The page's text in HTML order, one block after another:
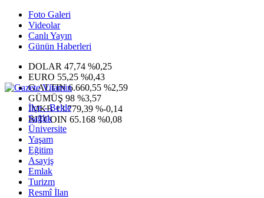
Foto Galeri
Videolar
Canlı Yayın
Günün Haberleri
DOLAR 47,74 %0,25
EURO 55,25 %0,43
G.ALTIN6.660,55 %2,59
GÜMÜŞ 98 %3,57
IMKB13.779,39 %-0,14
BITCOIN 65.168 %0,08
İlçe - Belde
Sağlık
Üniversite
Yaşam
Eğitim
Asayiş
Emlak
Turizm
Resmî İlan